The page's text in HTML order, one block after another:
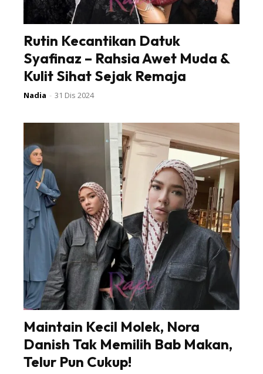
Rutin Kecantikan Datuk
Syafinaz – Rahsia Awet Muda &
Kulit Sihat Sejak Remaja
Nadia - 31 Dis 2024
Maintain Kecil Molek, Nora
Danish Tak Memilih Bab Makan,
Telur Pun Cukup!